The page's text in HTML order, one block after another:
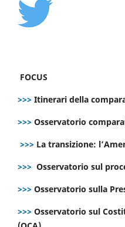
FOCUS
>>> Itinerari della
>>> Osservatorio
>>> La transizione:
>>> Osservatorio sul
>>> Osservatorio sulla
>>> Osservatorio sul